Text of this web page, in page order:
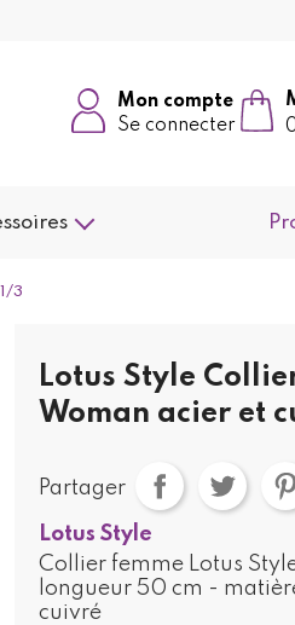
Mon compte
Se connecter
3
Lotus Style
Woman acier et
Partager
Lotus Style
Collier femme Lotus
longueur 50 cm -
cuivré